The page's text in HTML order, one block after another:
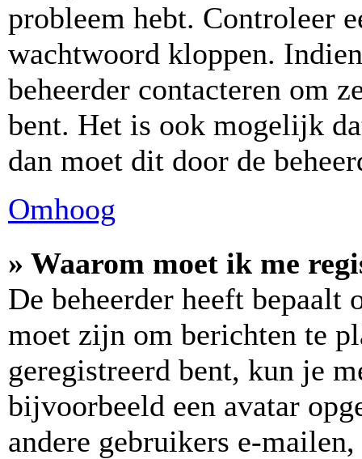
probleem hebt. Controleer
wachtwoord kloppen.
beheerder contacteren om
bent. Het is ook mogelijk
dan moet dit door de
Omhoog
» Waarom moet ik me
De beheerder heeft bepaalt
moet zijn om berichten te
geregistreerd bent, kun je
bijvoorbeeld een avatar
andere gebruikers e-